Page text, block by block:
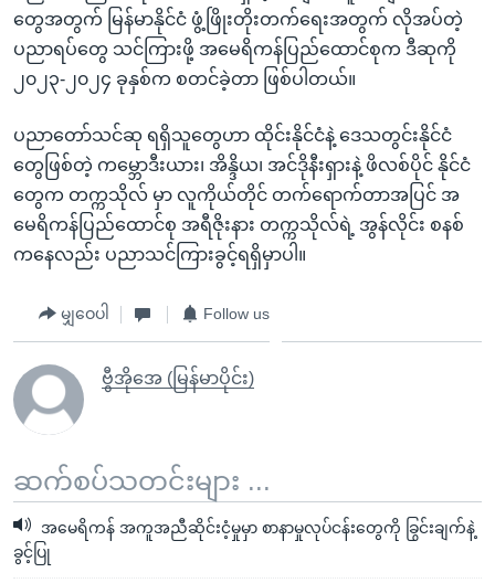
တွေအတွက် မြန်မာနိုင်ငံ ဖွံ့ဖြိုးတိုးတက်ရေးအတွက် လိုအပ်တဲ့
ပညာရပ်တွေ သင်ကြားဖို့ အမေရိကန်ပြည်ထောင်စုက ဒီဆုကို
၂၀၂၃-၂၀၂၄ ခုနှစ်က စတင်ခဲ့တာ ဖြစ်ပါတယ်။
ပညာတော်သင်ဆု ရရှိသူတွေဟာ ထိုင်းနိုင်ငံနဲ့ ဒေသတွင်းနိုင်ငံ
တွေဖြစ်တဲ့ ကမ္ဘောဒီးယား၊ အိန္ဒိယ၊ အင်ဒိုနီးရှားနဲ့ ဖိလစ်ပိုင် နိုင်ငံ
တွေက တက္ကသိုလ် မှာ လူကိုယ်တိုင် တက်ရောက်တာအပြင် အ
မေရိကန်ပြည်ထောင်စု အရီဇိုးနား တက္ကသိုလ်ရဲ့ အွန်လိုင်း စနစ်
ကနေလည်း ပညာသင်ကြားခွင့်ရရှိမှာပါ။
မျှဝေပါ Follow us
ဗွီအိုအေ (မြန်မာပိုင်း)
ဆက်စပ်သတင်းများ ...
အမေရိကန် အကူအညီဆိုင်းငံ့မှုမှာ စာနာမှုလုပ်ငန်းတွေကို ခြွင်းချက်နဲ့
ခွင့်ပြု